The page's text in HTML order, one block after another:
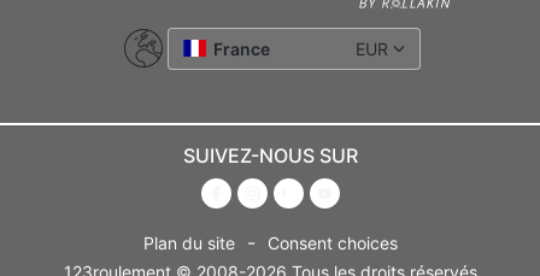
France EUR
SUIVEZ-NOUS SUR
Plan du site -
Consent choices